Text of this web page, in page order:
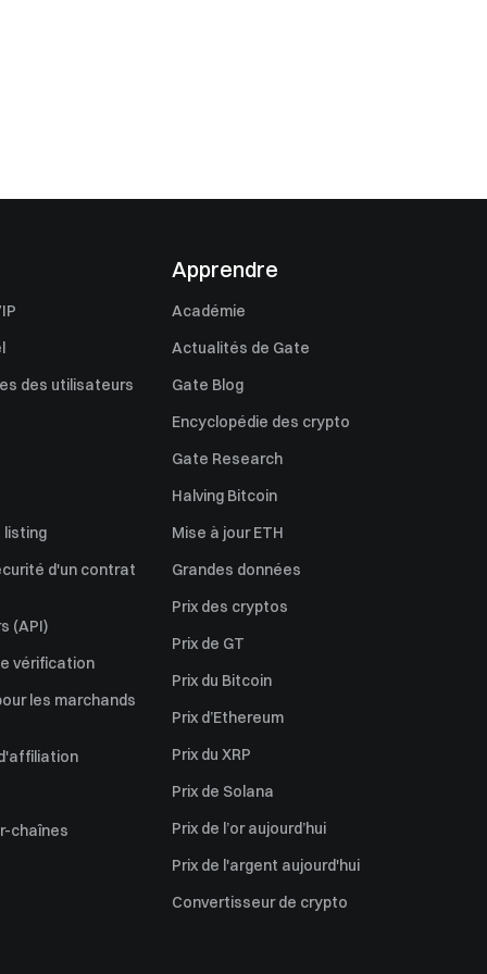
des utilisateurs
listing
d'un contrat
(API)
vérification
les marchands
chaînes
Apprendre
Académie
Actualités de Gate
Gate Blog
Encyclopédie des crypto
Gate Research
Halving Bitcoin
Mise à jour ETH
Grandes données
Prix des cryptos
Prix de GT
Prix du Bitcoin
Prix d’Ethereum
Prix du XRP
Prix de Solana
Prix de l’or aujourd’hui
Prix de l'argent aujourd'hui
Convertisseur de crypto